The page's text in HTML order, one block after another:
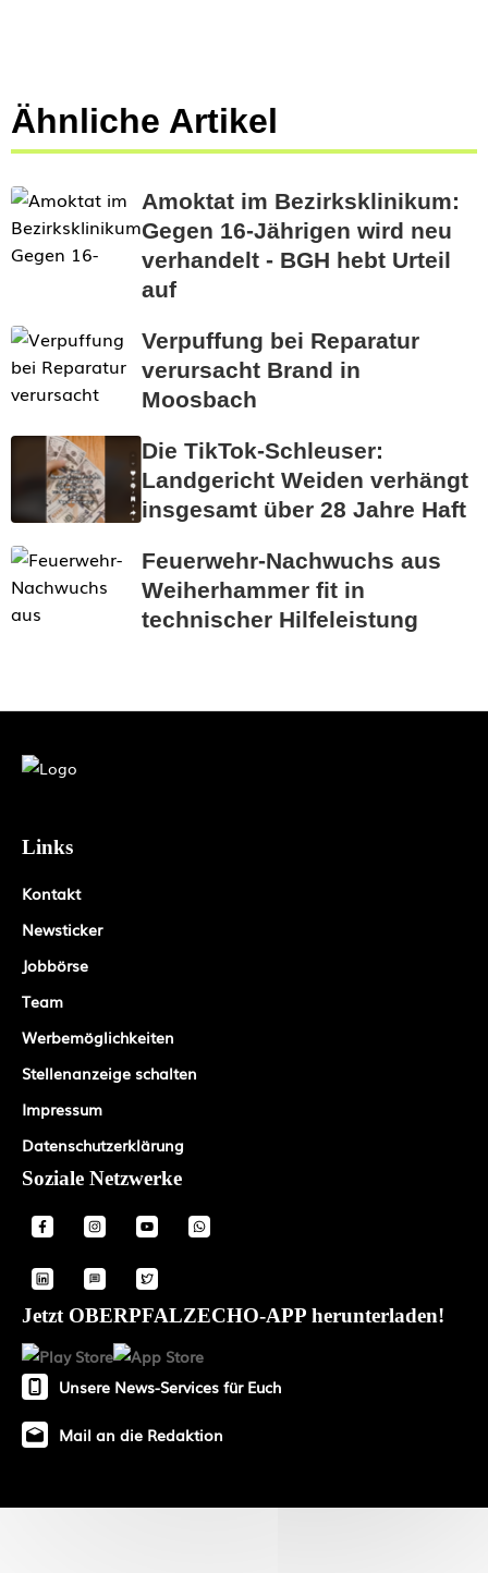
Ähnliche Artikel
Amoktat im Bezirksklinikum:
Gegen 16-Jährigen wird neu
verhandelt - BGH hebt Urteil
auf
Verpuffung bei Reparatur
verursacht Brand in
Moosbach
Die TikTok-Schleuser:
Landgericht Weiden verhängt
insgesamt über 28 Jahre Haft
Feuerwehr-Nachwuchs aus
Weiherhammer fit in
technischer Hilfeleistung
Links
Kontakt
Newsticker
Jobbörse
Team
Werbemöglichkeiten
Stellenanzeige schalten
Impressum
Datenschutzerklärung
Soziale Netzwerke
Jetzt OBERPFALZECHO-APP herunterladen!
Unsere News-Services für Euch
Mail an die Redaktion